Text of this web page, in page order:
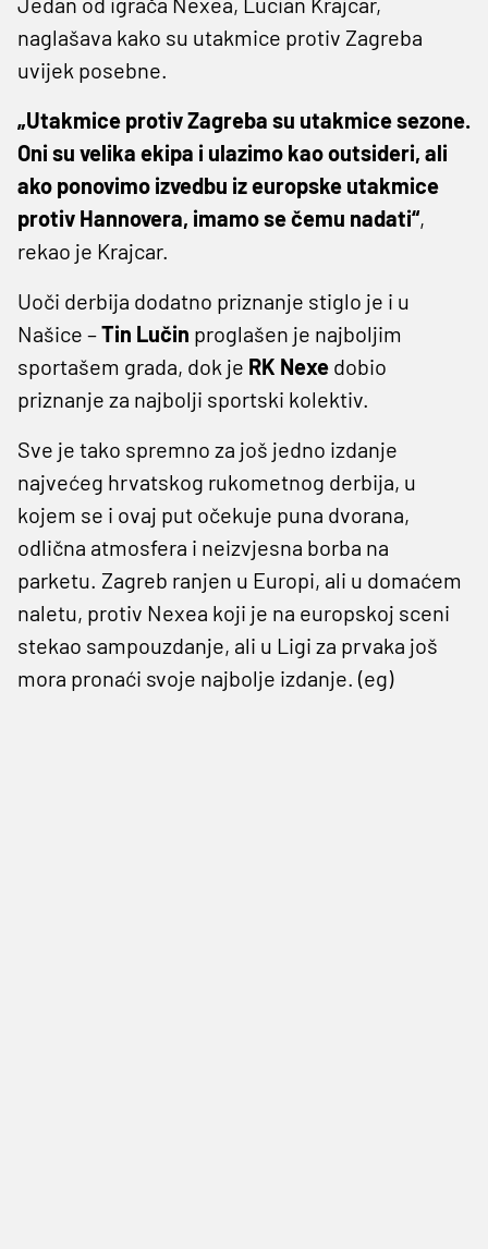
naglašava kako su utakmice protiv Zagreba
uvijek posebne.
„Utakmice protiv Zagreba su utakmice sezone.
Oni su velika ekipa i ulazimo kao outsideri, ali
ako ponovimo izvedbu iz europske utakmice
protiv Hannovera, imamo se čemu nadati“,
rekao je Krajcar.
Uoči derbija dodatno priznanje stiglo je i u
Našice –Tin Lučin proglašen je najboljim
sportašem grada, dok je RK Nexe dobio
priznanje za najbolji sportski kolektiv.
Sve je tako spremno za još jedno izdanje
najvećeg hrvatskog rukometnog derbija, u
kojem se i ovaj put očekuje puna dvorana,
odlična atmosfera i neizvjesna borba na
parketu. Zagreb ranjen u Europi, ali u domaćem
naletu, protiv Nexea koji je na europskoj sceni
stekao sampouzdanje, ali u Ligi za prvaka još
mora pronaći svoje najbolje izdanje. (eg)